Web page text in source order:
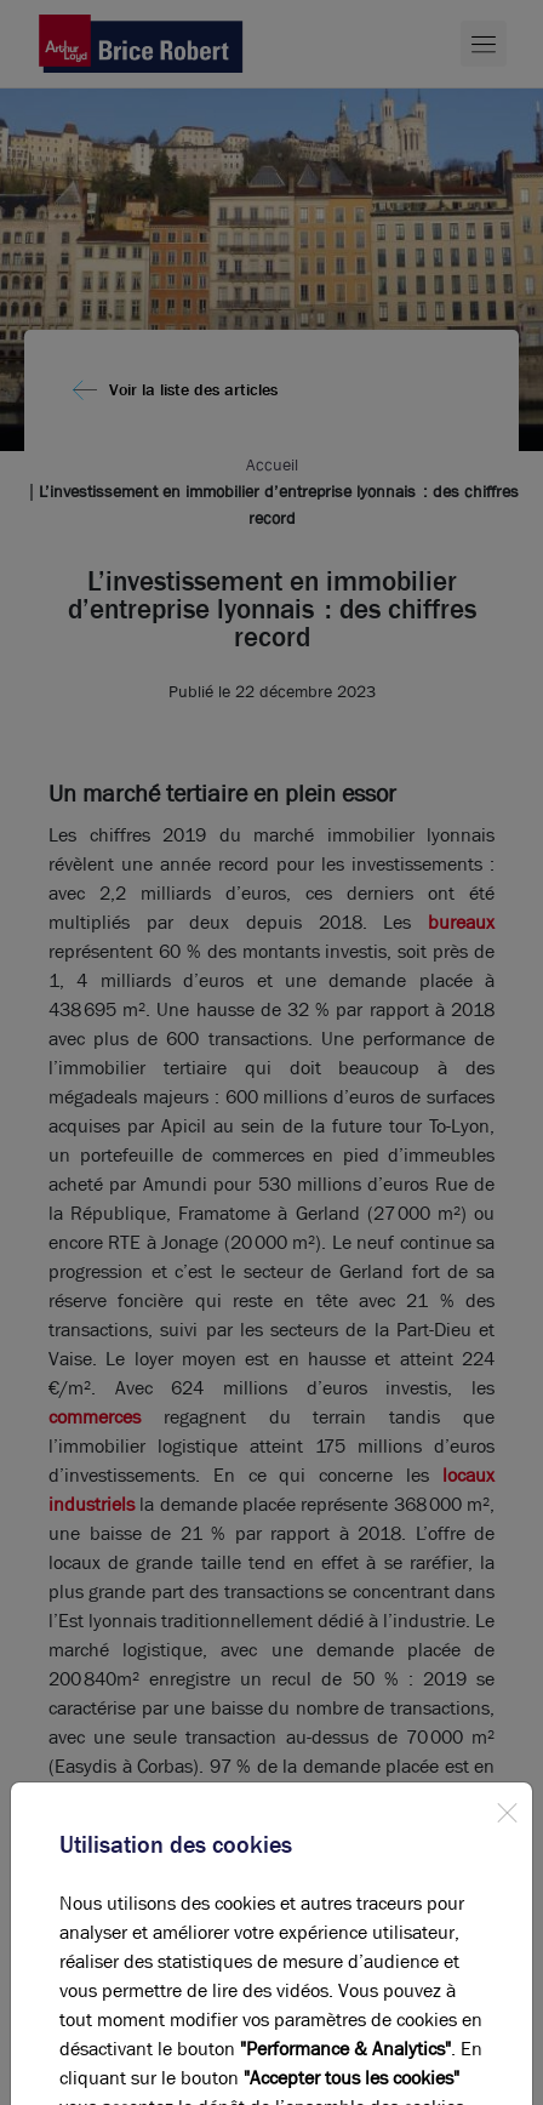
Voir la liste des articles
Accueil
L’investissement en immobilier d’entreprise lyonnais : des chiffres
record
L’investissement en immobilier
d’entreprise lyonnais : des chiffres
record
Publié le 22 décembre 2023
Un marché tertiaire en plein essor
Les chiffres 2019 du marché immobilier lyonnais
révèlent une année record pour les investissements :
avec 2,2 milliards d’euros, ces derniers ont été
multipliés par deux depuis 2018. Les bureaux
représentent 60 % des montants investis, soit près de
1, 4 milliards d’euros et une demande placée à
438 695 m². Une hausse de 32 % par rapport à 2018
avec plus de 600 transactions. Une performance de
l’immobilier tertiaire qui doit beaucoup à des
mégadeals majeurs : 600 millions d’euros de surfaces
acquises par Apicil au sein de la future tour To-Lyon,
un portefeuille de commerces en pied d’immeubles
acheté par Amundi pour 530 millions d’euros Rue de
la République, Framatome à Gerland (27 000 m²) ou
encore RTE à Jonage (20 000 m²). Le neuf continue sa
progression et c’est le secteur de Gerland fort de sa
réserve foncière qui reste en tête avec 21 % des
transactions, suivi par les secteurs de la Part-Dieu et
Vaise. Le loyer moyen est en hausse et atteint 224
€/m². Avec 624 millions d’euros investis, les
commercesregagnent du terrain tandis que
l’immobilier logistique atteint 175 millions d’euros
d’investissements. En ce qui concerne les locaux
industrielsla demande placée représente 368 000 m²,
une baisse de 21 % par rapport à 2018. L’offre de
locaux de grande taille tend en effet à se raréfier, la
plus grande part des transactions se concentrant dans
l’Est lyonnais traditionnellement dédié à l’industrie. Le
marché logistique, avec une demande placée de
200 840m² enregistre un recul de 50 % : 2019 se
caractérise par une baisse du nombre de transactions,
avec une seule transaction au-dessus de 70 000 m²
(Easydis à Corbas). 97 % de la demande placée est en
confinement se font encore attendre, le premier
trimestre 2020 réjouit lui aussi les investisseurs et
acteurs de l’immobilier d’entreprise. Le volume total
d’investissement atteint un record historique de 522
millions d’euros, deux fois le volume investi au
premier trimestre 2019 et trois fois la moyenne sur 10
ans. Les transactions supérieures à 15 millions
Utilisation des cookies
Nous utilisons des cookies et autres traceurs pour
analyser et améliorer votre expérience utilisateur,
réaliser des statistiques de mesure d’audience et
vous permettre de lire des vidéos. Vous pouvez à
tout moment modifier vos paramètres de cookies en
désactivant le bouton "Performance & Analytics". En
cliquant sur le bouton "Accepter tous les cookies"